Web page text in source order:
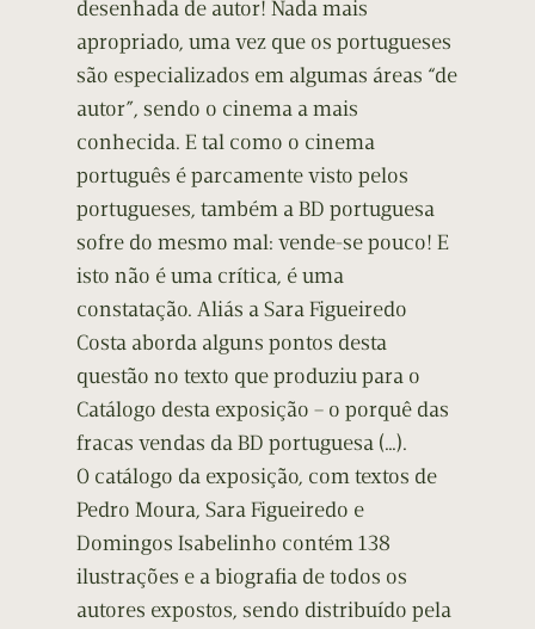
desenhada de autor! Nada mais
apropriado, uma vez que os portugueses
são especializados em algumas áreas “de
autor”, sendo o cinema a mais
conhecida. E tal como o cinema
português é parcamente visto pelos
portugueses, também a BD portuguesa
sofre do mesmo mal: vende-se pouco! E
isto não é uma crítica, é uma
constatação. Aliás a Sara Figueiredo
Costa aborda alguns pontos desta
questão no texto que produziu para o
Catálogo desta exposição – o porquê das
fracas vendas da BD portuguesa (…).
O catálogo da exposição, com textos de
Pedro Moura, Sara Figueiredo e
Domingos Isabelinho contém 138
ilustrações e a biografia de todos os
autores expostos, sendo distribuído pela